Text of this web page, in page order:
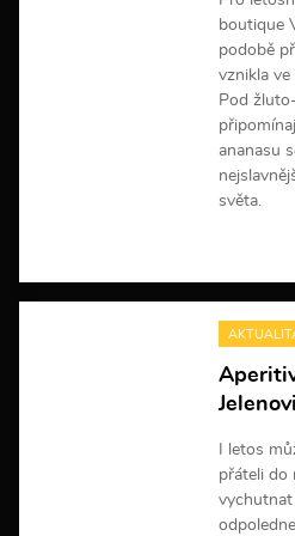
c
í
boutique
podobě
vznikla ve
Pod
ananasu
světa.
e
i
f
o
m
a
í
Jelenovi
I letos
přáteli do
vychutnat